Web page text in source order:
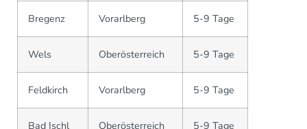
Bregenz Vorarlberg 5-9 Tage
Wels Oberösterreich 5-9 Tage
Feldkirch Vorarlberg 5-9 Tage
Bad Ischl Oberösterreich 5-9 Tage